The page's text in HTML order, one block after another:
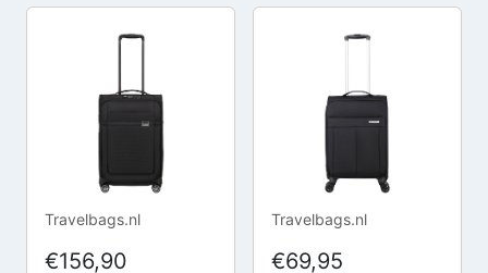
Travelbags.nl
€156,90
Travelbags.nl
€69,95